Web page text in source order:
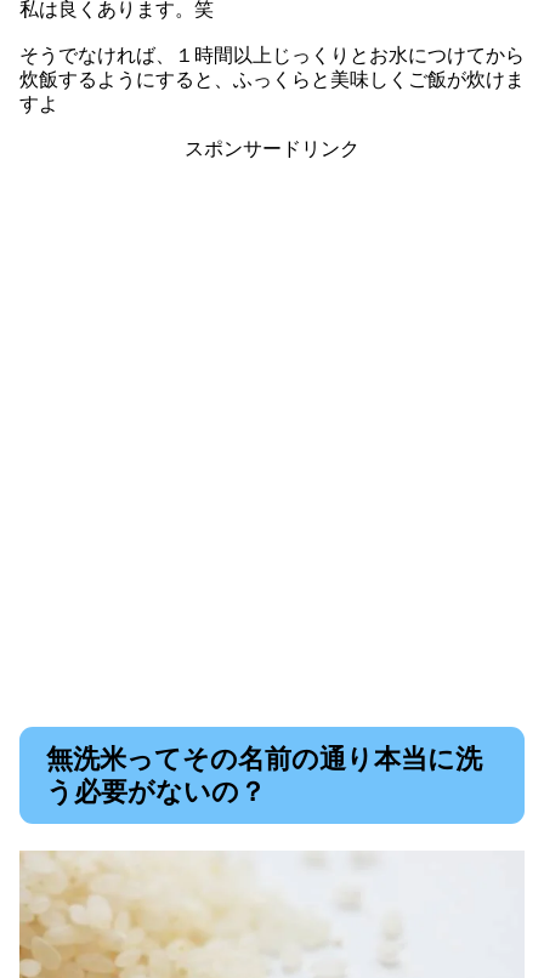
私は良くあります。笑
そうでなければ、１時間以上じっくりとお水につけてから
炊飯するようにすると、ふっくらと美味しくご飯が炊けま
すよ
スポンサードリンク
無洗米ってその名前の通り本当に洗
う必要がないの？